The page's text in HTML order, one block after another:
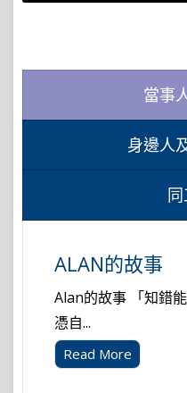
當事
身邊人
ALAN的故事
Alan的故事 「知錯
憑自...
Read More